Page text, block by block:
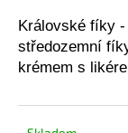
0,0
5
hvězdiček.
Královské fíky -
středozemní
krémem s